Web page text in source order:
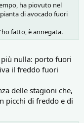
ha piovuto nel
di avocado fuori
fatto, è annegata.
più nulla: porto fuori
il freddo fuori
delle stagioni che,
picchi di freddo e di